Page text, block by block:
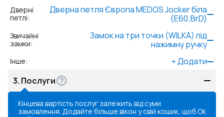
Дверні
петлі:
Дверна петля Європа MEDOS Jocker біла
(E60;BrD)
Звичайні
замки:
Замок на три точки (WILKA) під
нажимну ручку
Інше: +Додати
3. Послуги
Кінцева вартість послуг залежить від суми
замовлення. Додайте більше вікон у свій кошик, щобOk